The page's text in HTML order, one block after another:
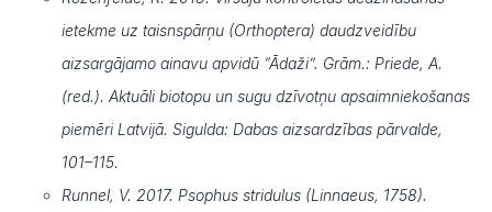
ietekme uz taisnspārņu (Orthoptera) daudzveidību
aizsargājamo ainavu apvidū “Ādaži”. Grām.: Priede, A.
(red.). Aktuāli biotopu un sugu dzīvotņu apsaimniekošanas
piemēri Latvijā. Sigulda: Dabas aizsardzības pārvalde,
101–115.
Runnel, V. 2017. Psophus stridulus (Linnaeus, 1758).